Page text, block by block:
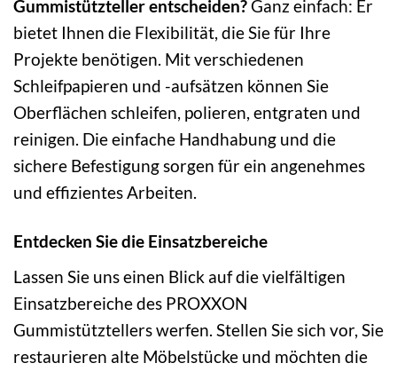
Gummistützteller entscheiden?Ganz einfach: Er
bietet Ihnen die Flexibilität, die Sie für Ihre
Projekte benötigen. Mit verschiedenen
Schleifpapieren und -aufsätzen können Sie
Oberflächen schleifen, polieren, entgraten und
reinigen. Die einfache Handhabung und die
sichere Befestigung sorgen für ein angenehmes
und effizientes Arbeiten.
Entdecken Sie die Einsatzbereiche
Lassen Sie uns einen Blick auf die vielfältigen
Einsatzbereiche des PROXXON
Gummistütztellers werfen. Stellen Sie sich vor, Sie
restaurieren alte Möbelstücke und möchten die